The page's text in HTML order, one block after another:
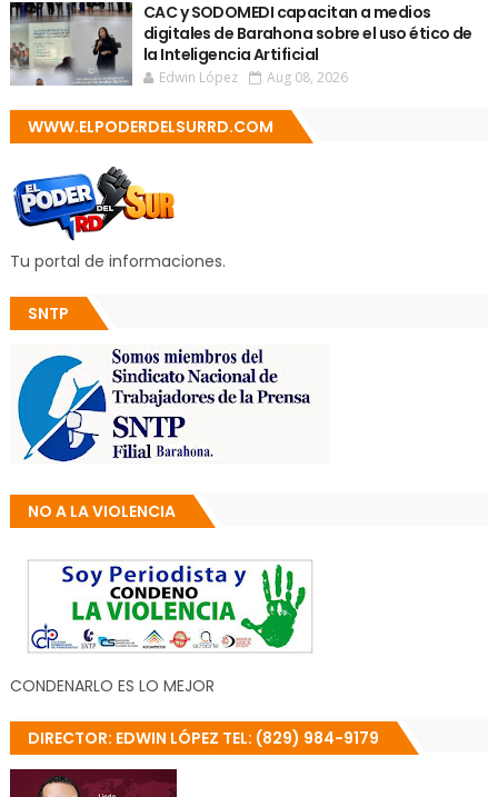
CAC y SODOMEDI capacitan a medios
digitales de Barahona sobre el uso ético de
la Inteligencia Artificial
Edwin López Aug 08, 2026
WWW.ELPODERDELSURRD.COM
Tu portal de informaciones.
SNTP
NO A LA VIOLENCIA
CONDENARLO ES LO MEJOR
DIRECTOR: EDWIN LÓPEZ TEL: (829) 984-9179